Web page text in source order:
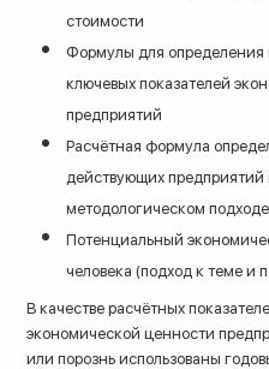
стоимости
Формулы для определения
ключевых показателей
предприятий
Расчётная формула
действующих предприятий
методологическом
Потенциальный
человека (подход к теме и
В качестве расчётных
экономической ценности
или порознь использованы